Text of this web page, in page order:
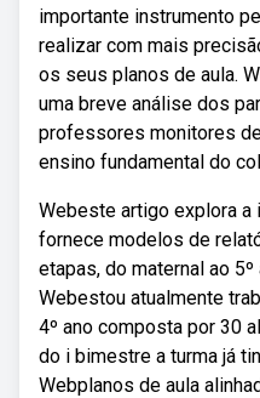
importante instrumento
realizar com mais
os seus planos de aula.
uma breve análise dos
professores monitores
ensino fundamental do
Webeste artigo explora a
fornece modelos de
etapas, do maternal ao
Webestou atualmente
4º ano composta por 30
do i bimestre a turma já
Webplanos de aula